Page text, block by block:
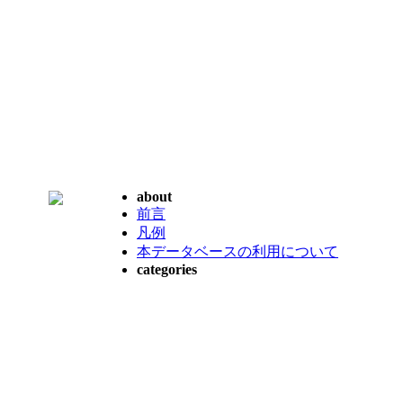
about
前言
凡例
本データベースの利用について
categories